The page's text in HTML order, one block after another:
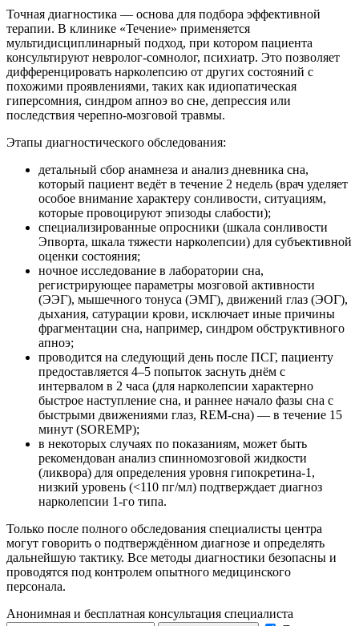
Точная диагностика — основа для подбора эффективной
терапии. В клинике «Течение» применяется
мультидисциплинарный подход, при котором пациента
консультируют невролог-сомнолог, психиатр. Это позволяет
дифференцировать нарколепсию от других состояний с
похожими проявлениями, таких как идиопатическая
гиперсомния, синдром апноэ во сне, депрессия или
последствия черепно-мозговой травмы.
Этапы диагностического обследования:
детальный сбор анамнеза и анализ дневника сна,
который пациент ведёт в течение 2 недель (врач уделяет
особое внимание характеру сонливости, ситуациям,
которые провоцируют эпизоды слабости);
специализированные опросники (шкала сонливости
Эпворта, шкала тяжести нарколепсии) для субъективной
оценки состояния;
ночное исследование в лаборатории сна,
регистрирующее параметры мозговой активности
(ЭЭГ), мышечного тонуса (ЭМГ), движений глаз (ЭОГ),
дыхания, сатурации крови, исключает иные причины
фрагментации сна, например, синдром обструктивного
апноэ;
проводится на следующий день после ПСГ, пациенту
предоставляется 4–5 попыток заснуть днём с
интервалом в 2 часа (для нарколепсии характерно
быстрое наступление сна, и раннее начало фазы сна с
быстрыми движениями глаз, REM-сна) — в течение 15
минут (SOREMP);
в некоторых случаях по показаниям, может быть
рекомендован анализ спинномозговой жидкости
(ликвора) для определения уровня гипокретина-1,
низкий уровень (<110 пг/мл) подтверждает диагноз
нарколепсии 1-го типа.
Только после полного обследования специалисты центра
могут говорить о подтверждённом диагнозе и определять
дальнейшую тактику. Все методы диагностики безопасны и
проводятся под контролем опытного медицинского
персонала.
Анонимная и бесплатная консультация специалиста